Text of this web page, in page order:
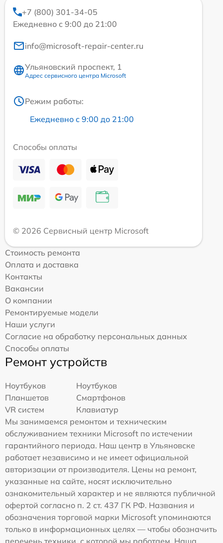
+7 (800) 301-34-05
Ежедневно с 9:00 до 21:00
info@microsoft-repair-center.ru
Ульяновский проспект, 1
Адрес сервисного центра Microsoft
Режим работы:
Ежедневно с 9:00 до 21:00
Способы оплаты
© 2026 Сервисный центр Microsoft
Стоимость ремонта
Оплата и доставка
Контакты
Вакансии
О компании
Ремонтируемые модели
Наши услуги
Согласие на обработку персональных данных
Способы оплаты
Ремонт устройств
Ноутбуков
Ноутбуков
Планшетов
Смартфонов
VR систем
Клавиатур
Мы занимаемся ремонтом и техническим
обслуживанием техники Microsoft по истечении
гарантийного периода. Наш центр в Ульяновске
работает независимо и не имеет официальной
авторизации от производителя. Цены на ремонт,
указанные на сайте, носят исключительно
ознакомительный характер и не являются публичной
офертой согласно п. 2 ст. 437 ГК РФ. Названия и
обозначения торговой марки Microsoft упоминаются
только в информационных целях — чтобы обозначить
перечень техники, с которой мы работаем. Наша